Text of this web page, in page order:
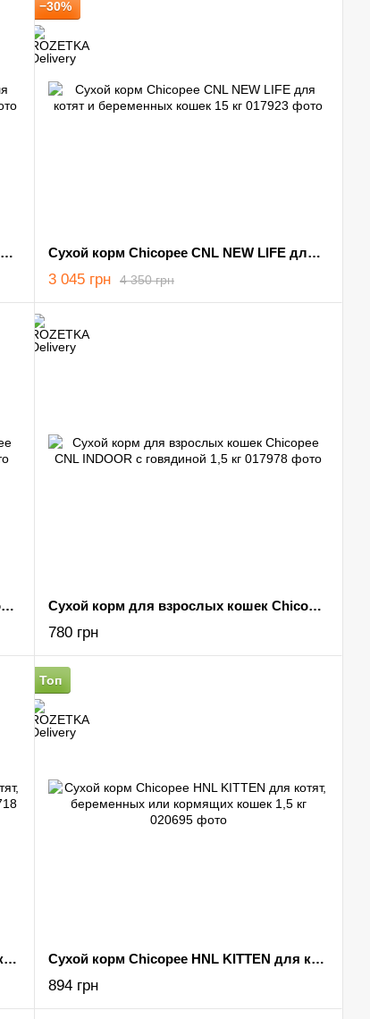
Сухой корм Chicopee CNL NEW LIFE для котят и беременных кошек 1,5 кг
−30%
Сухой корм Chicopee CNL NEW LIFE для котят и беременных кошек 15 кг
4 350 грн
3 045 грн
Сухой корм для взрослых кошек Chicopee CNL BEAUTY с лососем 1,5 кг Сухой корм для взрослых кошек Chicopee CNL INDOOR с говядиной 1,5 кг
780 грн
Сухой корм Chicopee HNL KITTEN для котят, беременных или кормящих кошек 8 кг
Топ
Сухой корм Chicopee HNL KITTEN для котят, беременных или кормящих кошек 1,5 кг
894 грн